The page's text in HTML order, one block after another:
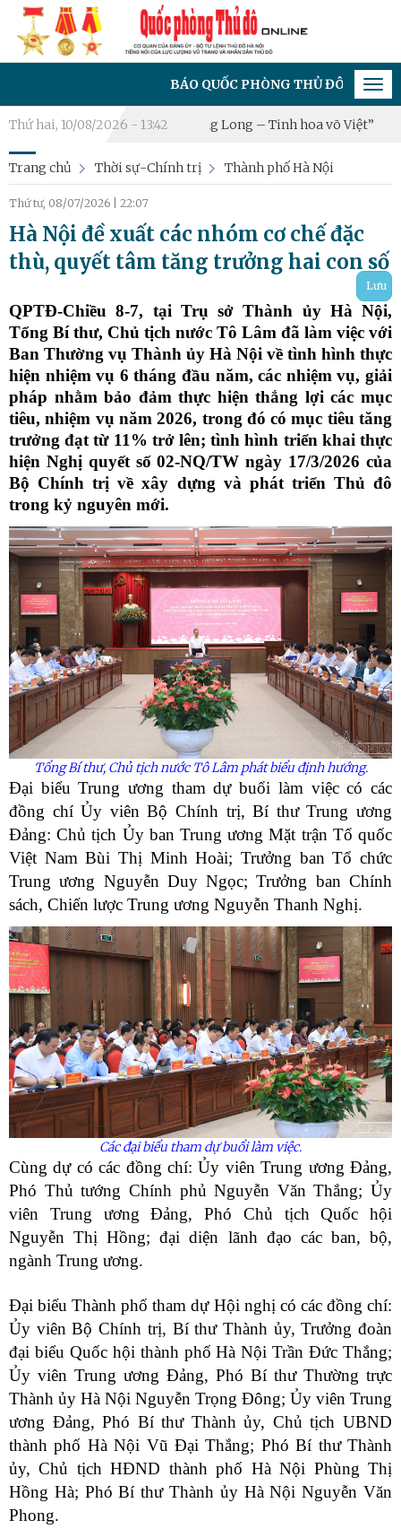
BÁO QUỐC PHÒNG THỦ ĐÔ - CƠ QUAN CỦA
Thứ hai, 10/08/2026 - 13:42
2026: “Hào khí Thăng Long – Tinh hoa võ Việt” Xã Hạ
Trang chủ Thời sự-Chính trị Thành phố Hà Nội
Thứ tư, 08/07/2026 22:07
Hà Nội đề xuất các nhóm cơ chế đặc
thù, quyết tâm tăng trưởng hai con số
Lưu
QPTĐ-Chiều 8-7, tại Trụ sở Thành ủy Hà Nội,
Tổng Bí thư, Chủ tịch nước Tô Lâm đã làm việc với
Ban Thường vụ Thành ủy Hà Nội về tình hình thực
hiện nhiệm vụ 6 tháng đầu năm, các nhiệm vụ, giải
pháp nhằm bảo đảm thực hiện thắng lợi các mục
tiêu, nhiệm vụ năm 2026, trong đó có mục tiêu tăng
trưởng đạt từ 11% trở lên; tình hình triển khai thực
hiện Nghị quyết số 02-NQ/TW ngày 17/3/2026 của
Bộ Chính trị về xây dựng và phát triển Thủ đô
trong kỷ nguyên mới.
Tổng Bí thư, Chủ tịch nước Tô Lâm phát biểu định hướng.
Đại biểu Trung ương tham dự buổi làm việc có các
đồng chí Ủy viên Bộ Chính trị, Bí thư Trung ương
Đảng: Chủ tịch Ủy ban Trung ương Mặt trận Tổ quốc
Việt Nam Bùi Thị Minh Hoài; Trưởng ban Tổ chức
Trung ương Nguyễn Duy Ngọc; Trưởng ban Chính
sách, Chiến lược Trung ương Nguyễn Thanh Nghị.
Các đại biểu tham dự buổi làm việc.
Cùng dự có các đồng chí: Ủy viên Trung ương Đảng,
Phó Thủ tướng Chính phủ Nguyễn Văn Thắng; Ủy
viên Trung ương Đảng, Phó Chủ tịch Quốc hội
Nguyễn Thị Hồng; đại diện lãnh đạo các ban, bộ,
ngành Trung ương.
Đại biểu Thành phố tham dự Hội nghị có các đồng chí:
Ủy viên Bộ Chính trị, Bí thư Thành ủy, Trưởng đoàn
đại biểu Quốc hội thành phố Hà Nội Trần Đức Thắng;
Ủy viên Trung ương Đảng, Phó Bí thư Thường trực
Thành ủy Hà Nội Nguyễn Trọng Đông; Ủy viên Trung
ương Đảng, Phó Bí thư Thành ủy, Chủ tịch UBND
thành phố Hà Nội Vũ Đại Thắng; Phó Bí thư Thành
ủy, Chủ tịch HĐND thành phố Hà Nội Phùng Thị
Hồng Hà; Phó Bí thư Thành ủy Hà Nội Nguyễn Văn
Phong.